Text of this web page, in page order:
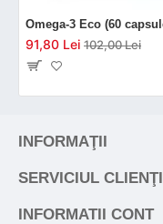
91,80 Lei 102,00 Lei
INFORMAŢII
SERVICIUL CLIENŢI
INFORMATII CONT